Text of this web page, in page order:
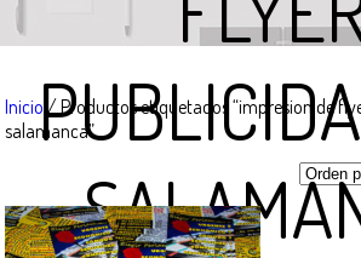
Inicio / Productos etiquetados “impresion de
salamanca”